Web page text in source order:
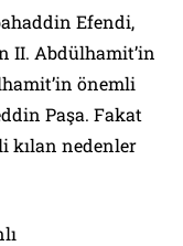
Efendi,
II. Abdülhamit’in
önemli
Paşa. Fakat
kılan nedenler